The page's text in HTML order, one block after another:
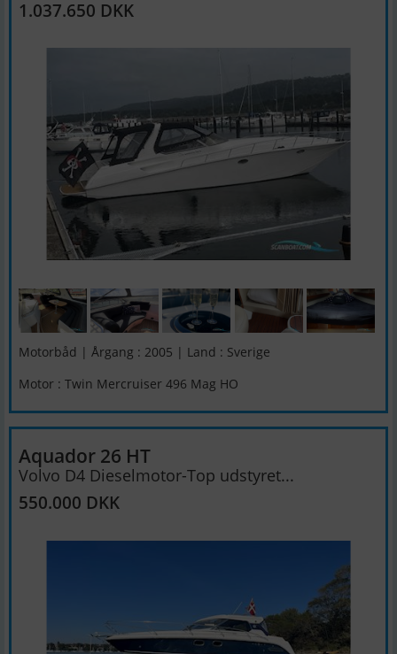
1.037.650 DKK
Motorbåd | Årgang : 2005 | Land : Sverige
Motor : Twin Mercruiser 496 Mag HO
Aquador 26 HT
Volvo D4 Dieselmotor-Top udstyret...
550.000 DKK